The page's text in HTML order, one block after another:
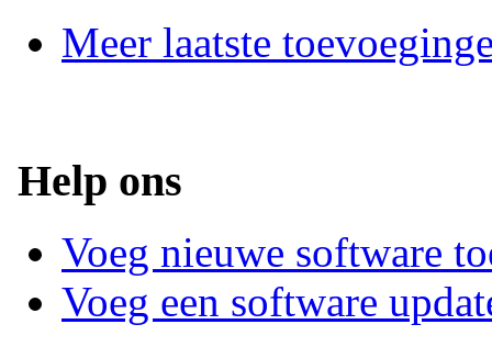
Meer laatste
Help ons
Voeg nieuwe software
Voeg een software